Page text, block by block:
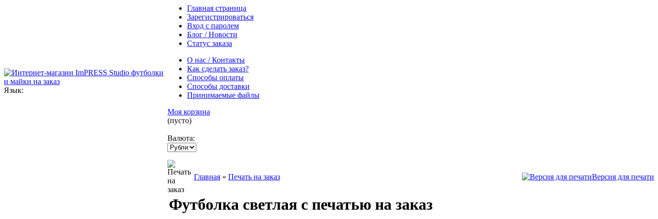
Язык:
Главная страница
Зарегистрироваться
Вход с паролем
Блог / Новости
Статус заказа
О нас / Контакты
Как сделать заказ?
Способы оплаты
Способы доставки
Принимаемые файлы
Моя корзина
(пусто)
Валюта:
Главная » Печать на заказ Версия для печати
Футболка светлая с печатью на заказ